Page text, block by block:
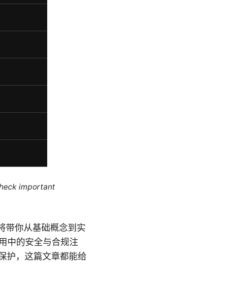
important
带你从基础概念到实
中的安全与合规注
护，这篇文章都能给